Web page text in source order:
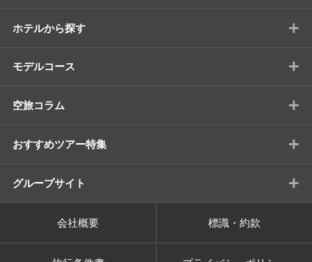
ホテルから探す +
モデルコース +
空旅コラム +
おすすめツアー特集 +
グループサイト +
会社概要 標識・約款